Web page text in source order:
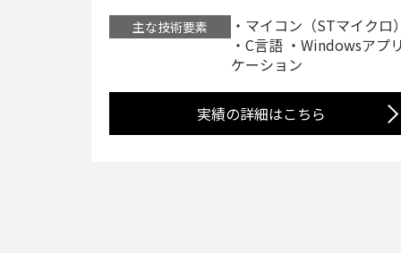
主な技術要素
・マイコン（STマイクロ
・C言語 ・Windowsアプ
ケーション
実績の詳細はこちら